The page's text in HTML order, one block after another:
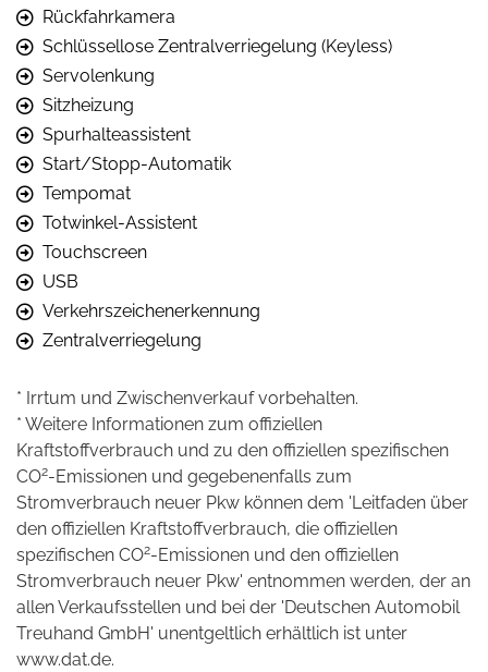
Rückfahrkamera
Schlüssellose Zentralverriegelung (Keyless)
Servolenkung
Sitzheizung
Spurhalteassistent
Start/Stopp-Automatik
Tempomat
Totwinkel-Assistent
Touchscreen
USB
Verkehrszeichenerkennung
Zentralverriegelung
* Irrtum und Zwischenverkauf vorbehalten.
* Weitere Informationen zum offiziellen
Kraftstoffverbrauch und zu den offiziellen spezifischen
CO2-Emissionen und gegebenenfalls zum
Stromverbrauch neuer Pkw können dem 'Leitfaden über
den offiziellen Kraftstoffverbrauch, die offiziellen
spezifischen CO2-Emissionen und den offiziellen
Stromverbrauch neuer Pkw' entnommen werden, der an
allen Verkaufsstellen und bei der 'Deutschen Automobil
Treuhand GmbH' unentgeltlich erhältlich ist unter
www.dat.de.